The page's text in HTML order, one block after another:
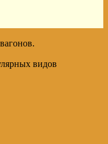
видов